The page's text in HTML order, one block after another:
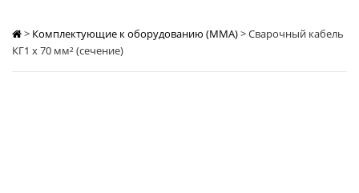
КОНТАКТЫ
> Комплектующие к оборудованию (MMA)>Сварочный кабель
КГ1 х 70 мм² (сечение)